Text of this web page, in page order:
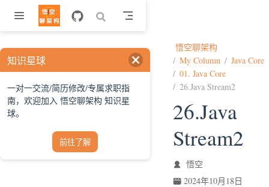
跳至主要內容
悟空聊架构
My Column
Java Core
01. Java Core
26.Java Stream2
26.Java
Stream2
悟空
2024年10月18日
知识星球
一对一交流/简历修改/专属求职指
南，欢迎加入 悟空聊架构 知识星
球。
前往了解